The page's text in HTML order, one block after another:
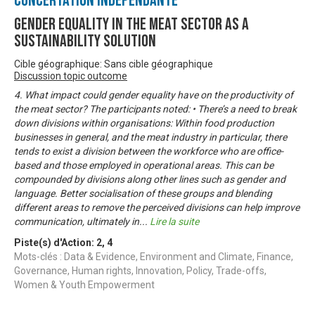
Gender Equality in the Meat Sector as a
Sustainability Solution
Cible géographique: Sans cible géographique
Discussion topic outcome
4. What impact could gender equality have on the productivity of
the meat sector? The participants noted: • There’s a need to break
down divisions within organisations: Within food production
businesses in general, and the meat industry in particular, there
tends to exist a division between the workforce who are office-
based and those employed in operational areas. This can be
compounded by divisions along other lines such as gender and
language. Better socialisation of these groups and blending
different areas to remove the perceived divisions can help improve
communication, ultimately in... Lire la suite
Piste(s) d'Action: 2, 4
Mots-clés : Data & Evidence, Environment and Climate, Finance,
Governance, Human rights, Innovation, Policy, Trade-offs,
Women & Youth Empowerment